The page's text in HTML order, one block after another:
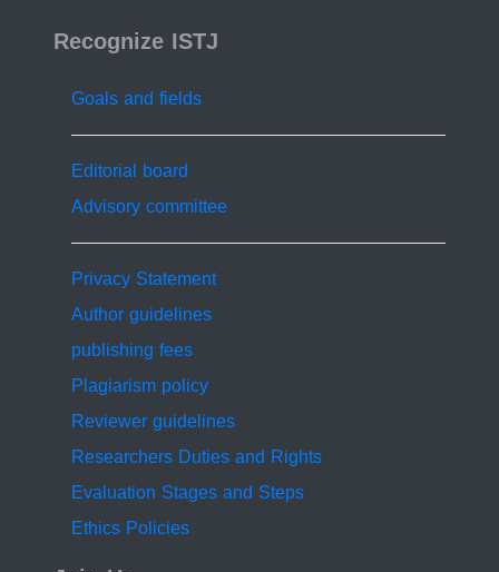
educators to concentrate on giving feedback, while
families should establish supportive settings for
learning............... Keywords:...... Academic Engagement,
predicators of engagement, university level.
ISSN 2519-9854
Recognize ISTJ
Goals and fields
Editorial board
Advisory committee
Privacy Statement
Author guidelines
publishing fees
Plagiarism policy
Reviewer guidelines
Researchers Duties and Rights
Evaluation Stages and Steps
Ethics Policies